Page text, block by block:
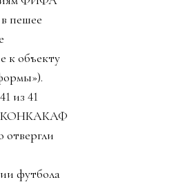
пешее
к объекту
из 41
КОНКАКАФ
отвергли
футбола